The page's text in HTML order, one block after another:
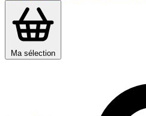
Ma sélection